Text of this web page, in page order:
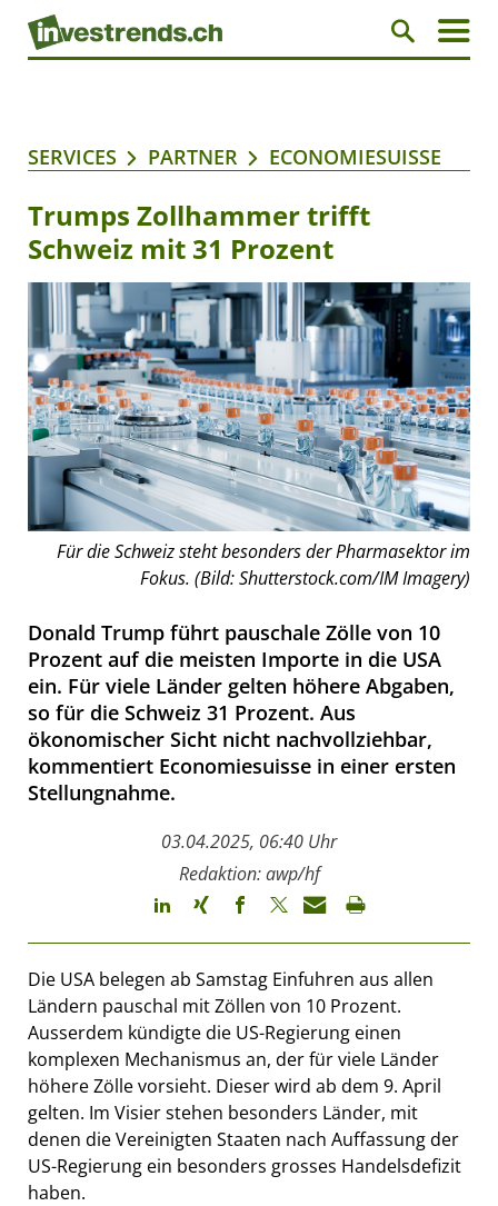
SERVICES PARTNER ECONOMIESUISSE
Trumps Zollhammer trifft
Schweiz mit 31 Prozent
Für die Schweiz steht besonders der Pharmasektor im
Fokus. (Bild: Shutterstock.com/IM Imagery)
Donald Trump führt pauschale Zölle von 10
Prozent auf die meisten Importe in die USA
ein. Für viele Länder gelten höhere Abgaben,
so für die Schweiz 31 Prozent. Aus
ökonomischer Sicht nicht nachvollziehbar,
kommentiert Economiesuisse in einer ersten
Stellungnahme.
03.04.2025, 06:40 Uhr
Redaktion: awp/hf
Die USA belegen ab Samstag Einfuhren aus allen
Ländern pauschal mit Zöllen von 10 Prozent.
Ausserdem kündigte die US-Regierung einen
komplexen Mechanismus an, der für viele Länder
höhere Zölle vorsieht. Dieser wird ab dem 9. April
gelten. Im Visier stehen besonders Länder, mit
denen die Vereinigten Staaten nach Auffassung der
US-Regierung ein besonders grosses Handelsdefizit
haben.